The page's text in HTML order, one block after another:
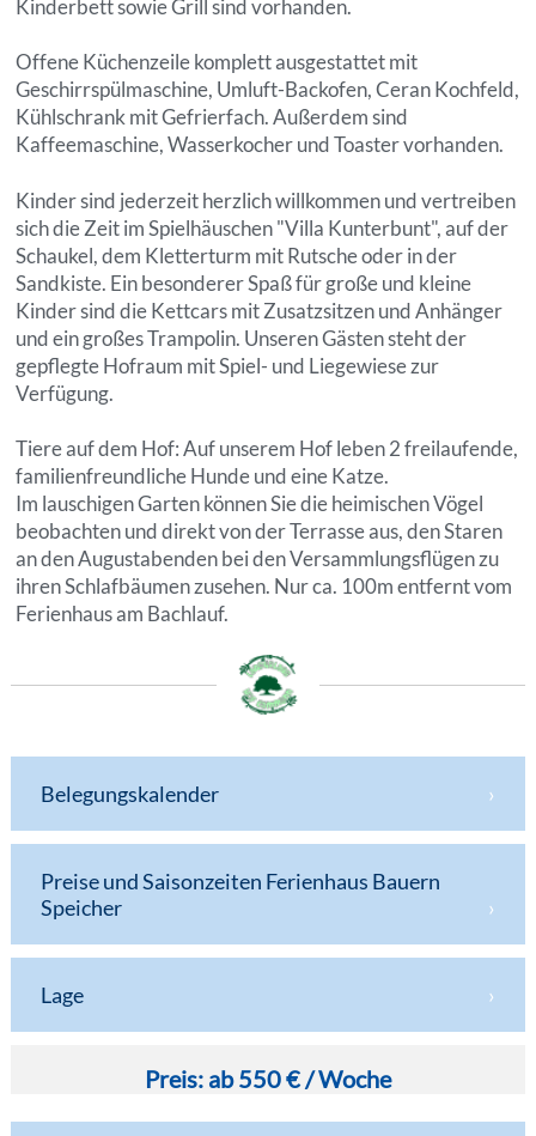
Kinderbett sowie Grill sind vorhanden.
Offene Küchenzeile komplett ausgestattet mit
Geschirrspülmaschine, Umluft-Backofen, Ceran Kochfeld,
Kühlschrank mit Gefrierfach. Außerdem sind
Kaffeemaschine, Wasserkocher und Toaster vorhanden.
Kinder sind jederzeit herzlich willkommen und vertreiben
sich die Zeit im Spielhäuschen "Villa Kunterbunt", auf der
Schaukel, dem Kletterturm mit Rutsche oder in der
Sandkiste. Ein besonderer Spaß für große und kleine
Kinder sind die Kettcars mit Zusatzsitzen und Anhänger
und ein großes Trampolin. Unseren Gästen steht der
gepflegte Hofraum mit Spiel- und Liegewiese zur
Verfügung.
Tiere auf dem Hof: Auf unserem Hof leben 2 freilaufende,
familienfreundliche Hunde und eine Katze.
Im lauschigen Garten können Sie die heimischen Vögel
beobachten und direkt von der Terrasse aus, den Staren
an den Augustabenden bei den Versammlungsflügen zu
ihren Schlafbäumen zusehen. Nur ca. 100m entfernt vom
Ferienhaus am Bachlauf.
Belegungskalender
Preise und Saisonzeiten Ferienhaus Bauern
Speicher
Lage
Preis: ab 550 € / Woche